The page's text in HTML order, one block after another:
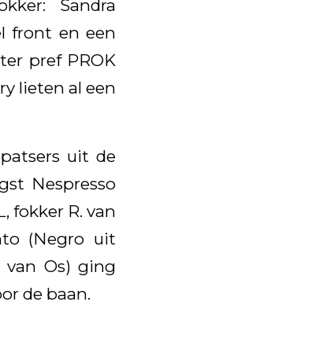
Sandra
front en een
pref PROK
lieten al een
uit de
Nespresso
fokker R. van
(Negro uit
van Os) ging
de baan.